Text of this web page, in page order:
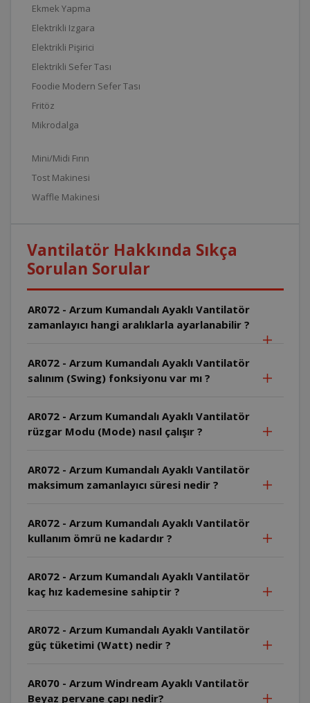
Ekmek Yapma
Elektrikli Izgara
Elektrikli Pişirici
Elektrikli Sefer Tası
Foodie Modern Sefer Tası
Fritöz
Mikrodalga
Mini/Midi Fırın
Tost Makinesi
Waffle Makinesi
Vantilatör Hakkında Sıkça
Sorulan Sorular
AR072 - Arzum Kumandalı Ayaklı Vantilatör
zamanlayıcı hangi aralıklarla ayarlanabilir ?
AR072 - Arzum Kumandalı Ayaklı Vantilatör
salınım (Swing) fonksiyonu var mı ?
AR072 - Arzum Kumandalı Ayaklı Vantilatör
rüzgar Modu (Mode) nasıl çalışır ?
AR072 - Arzum Kumandalı Ayaklı Vantilatör
maksimum zamanlayıcı süresi nedir ?
AR072 - Arzum Kumandalı Ayaklı Vantilatör
kullanım ömrü ne kadardır ?
AR072 - Arzum Kumandalı Ayaklı Vantilatör
kaç hız kademesine sahiptir ?
AR072 - Arzum Kumandalı Ayaklı Vantilatör
güç tüketimi (Watt) nedir ?
AR070 - Arzum Windream Ayaklı Vantilatör
Beyaz pervane çapı nedir?